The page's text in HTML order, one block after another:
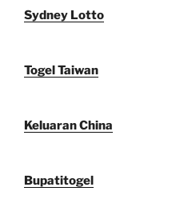
Sydney Lotto
Togel Taiwan
Keluaran China
Bupatitogel